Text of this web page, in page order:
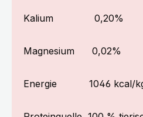
Kalium 0,20%
Magnesium 0,02%
Energie 1046 kcal/